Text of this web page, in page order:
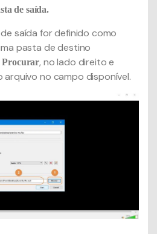
de saída.
saída for definido como
pasta de destino
Procurar, no lado direito e
arquivo no campo disponível.